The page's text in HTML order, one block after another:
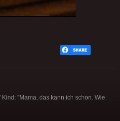
"Mama, das kann ich schon. Wie